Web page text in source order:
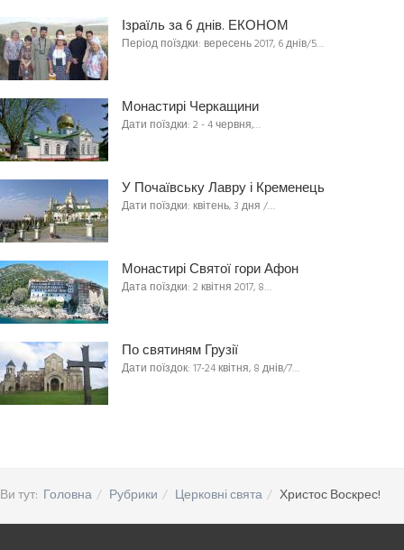
Ізраїль за 6 днів. ЕКОНОМ
Період поїздки: вересень 2017, 6 днів/5…
Монастирі Черкащини
Дати поїздки: 2 - 4 червня,…
У Почаївську Лавру і Кременець
Дати поїздки: квітень, 3 дня /…
Монастирі Святої гори Афон
Дата поїздки: 2 квітня 2017, 8…
По святиням Грузії
Дати поїздок: 17-24 квітня, 8 днів/7…
Ви тут: Головна Рубрики Церковні свята Христос Воскрес!